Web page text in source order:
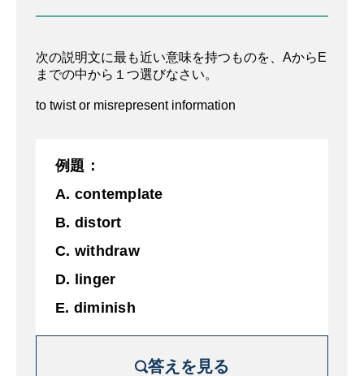
A. 意図的
B. 歪ませる
C.撤退
E. 減少する
次の説明文に最も近い意味を持つものを、AからE
までの中から１つ選びなさい。
to twist or misrepresent information
例題：
A. contemplate
B. distort
C. withdraw
D. linger
E. diminish
答えを見る